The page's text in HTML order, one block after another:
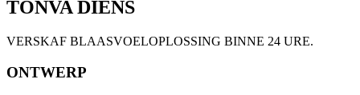
TONVA DIENS
VERSKAF BLAASVOELOPLOSSING BINNE 24 URE.
ONTWERP